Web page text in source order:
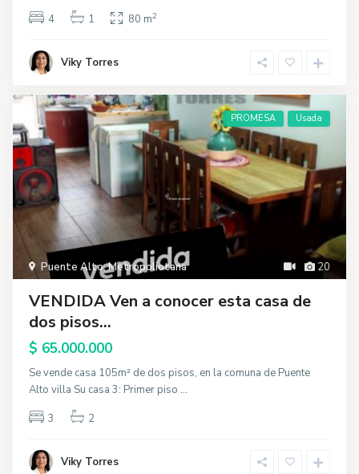
4
1 80 m2
Viky Torres
20
Puente Alto,Metropoliotana
PROMESA Usada
VENDIDA Ven a conocer esta casa de
dos pisos...
$ 65.000.000
Se vende casa 105m² de dos pisos, en la comuna de Puente
Alto villa Su casa 3: Primer piso ...
3
2
Viky Torres